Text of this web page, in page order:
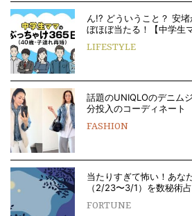
ん!? どういうこと？ 安
ぼほぼ当たる！【中学生
LIFESTYLE
話題のUNIQLOのデニム
分投入のコーディネート
FASHION
当たりすぎて怖い！あな
（2/23〜3/1）を数秘術
FORTUNE